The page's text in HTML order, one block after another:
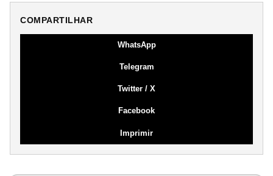
COMPARTILHAR
WhatsApp
Telegram
Twitter / X
Facebook
Imprimir